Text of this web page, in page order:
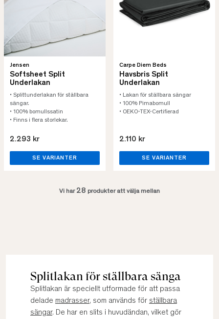
Jensen
Softsheet Split
Underlakan
• Splittunderlakan för ställbara
sängar.
• 100% bomullssatin
• Finns i flera storlekar.
2.293 kr
SE VARIANTER
Carpe Diem Beds
Havsbris Split
Underlakan
• Lakan för ställbara sängar
• 100% Pimabomull
• OEKO-TEX-Certifierad
2.110 kr
SE VARIANTER
Vi har 28 produkter att välja mellan
Splitlakan för ställbara sänga
Splitlakan är speciellt utformade för att passa
delade madrasser, som används för ställbara
sängar. De har en slits i huvudändan, vilket gör